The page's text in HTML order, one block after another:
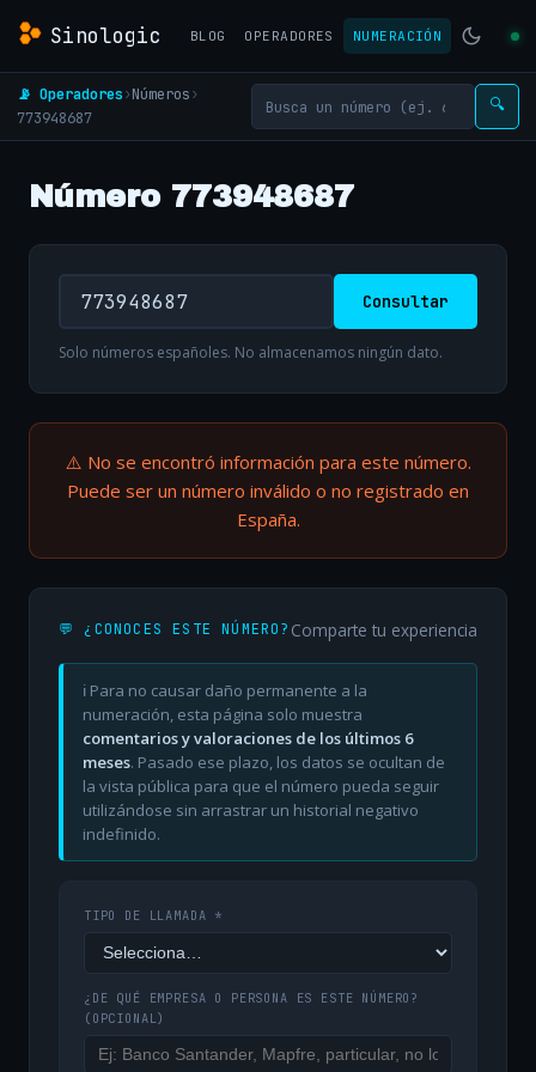
Sinologic BLOG OPERADORES NUMERACIÓN
📡 Operadores›Números›
773948687
🔍
Número 773948687
Consultar
Solo números españoles. No almacenamos ningún dato.
⚠️ No se encontró información para este número.
Puede ser un número inválido o no registrado en
España.
💬 ¿CONOCES ESTE NÚMERO? Comparte tu experiencia
ℹ️ Para no causar daño permanente a la
numeración, esta página solo muestra
comentarios y valoraciones de los últimos 6
meses. Pasado ese plazo, los datos se ocultan de
la vista pública para que el número pueda seguir
utilizándose sin arrastrar un historial negativo
indefinido.
TIPO DE LLAMADA *
¿DE QUÉ EMPRESA O PERSONA ES ESTE NÚMERO?
(OPCIONAL)